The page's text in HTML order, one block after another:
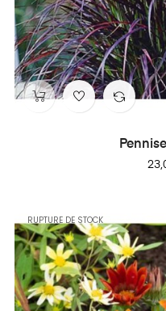
Prix
RUPTURE DE STOCK